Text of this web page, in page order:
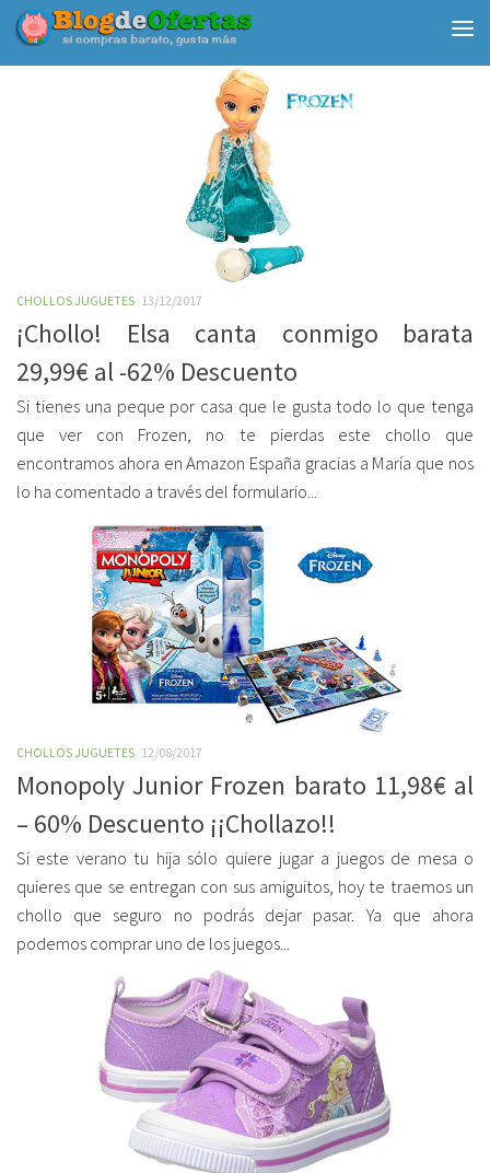
Debajo del contenido
CHOLLOS JUGUETES 13/12/2017
¡Chollo! Elsa canta conmigo barata
29,99€ al -62% Descuento
Si tienes una peque por casa que le gusta todo lo que tenga
que ver con Frozen, no te pierdas este chollo que
encontramos ahora en Amazon España gracias a María que nos
lo ha comentado a través del formulario...
CHOLLOS JUGUETES 12/08/2017
Monopoly Junior Frozen barato 11,98€ al
– 60% Descuento ¡¡Chollazo!!
Si este verano tu hija sólo quiere jugar a juegos de mesa o
quieres que se entregan con sus amiguitos, hoy te traemos un
chollo que seguro no podrás dejar pasar. Ya que ahora
podemos comprar uno de los juegos...